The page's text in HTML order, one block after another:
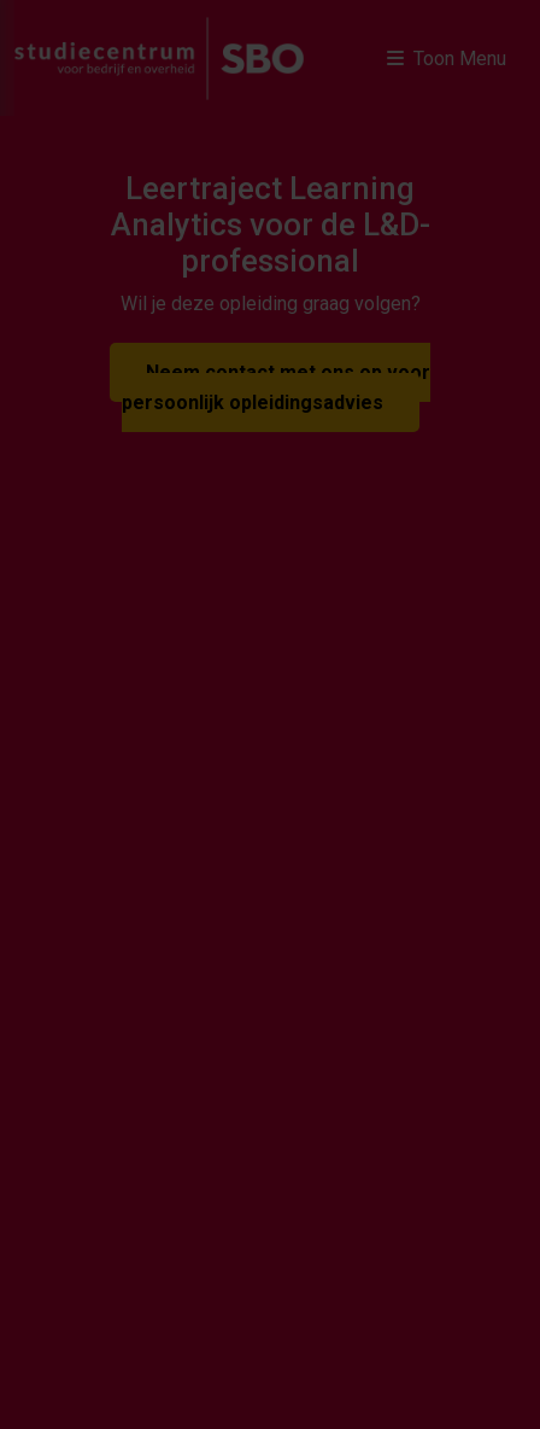
Toon Menu
Leertraject Learning
Analytics voor de L&D-
professional
Wil je deze opleiding graag volgen?
Neem contact met ons op voor
persoonlijk opleidingsadvies